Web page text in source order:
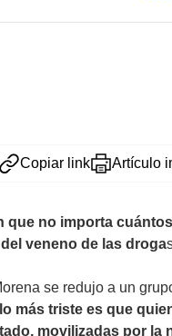
Copiar link Artículo
no importa
veneno de las droga
se redujo a un
lo más triste es que
movilizadas por la